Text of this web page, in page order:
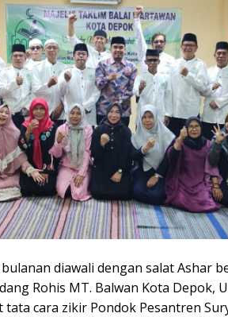
diawali dengan salat Ashar
Rohis MT. Balwan Kota Depok,
cara zikir Pondok Pesantren